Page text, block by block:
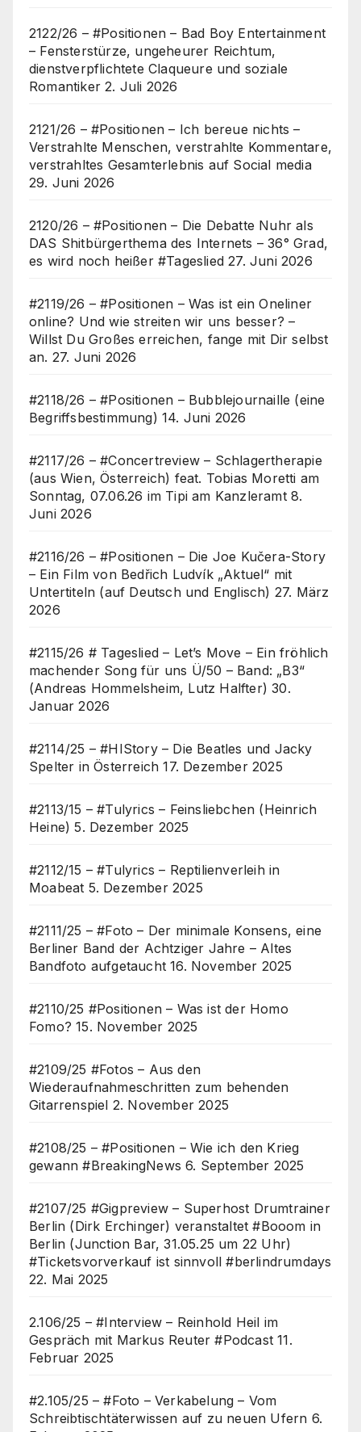
2122/26 – #Positionen – Bad Boy Entertainment
– Fensterstürze, ungeheurer Reichtum,
dienstverpflichtete Claqueure und soziale
Romantiker 2. Juli 2026
2121/26 – #Positionen – Ich bereue nichts –
Verstrahlte Menschen, verstrahlte Kommentare,
verstrahltes Gesamterlebnis auf Social media
29. Juni 2026
2120/26 – #Positionen – Die Debatte Nuhr als
DAS Shitbürgerthema des Internets – 36° Grad,
es wird noch heißer #Tageslied 27. Juni 2026
#2119/26 – #Positionen – Was ist ein Oneliner
online? Und wie streiten wir uns besser? –
Willst Du Großes erreichen, fange mit Dir selbst
an. 27. Juni 2026
#2118/26 – #Positionen – Bubblejournaille (eine
Begriffsbestimmung) 14. Juni 2026
#2117/26 – #Concertreview – Schlagertherapie
(aus Wien, Österreich) feat. Tobias Moretti am
Sonntag, 07.06.26 im Tipi am Kanzleramt 8.
Juni 2026
#2116/26 – #Positionen – Die Joe Kučera-Story
– Ein Film von Bedřich Ludvík „Aktuel“ mit
Untertiteln (auf Deutsch und Englisch) 27. März
2026
#2115/26 # Tageslied – Let’s Move – Ein fröhlich
machender Song für uns Ü/50 – Band: „B3“
(Andreas Hommelsheim, Lutz Halfter) 30.
Januar 2026
#2114/25 – #HIStory – Die Beatles und Jacky
Spelter in Österreich 17. Dezember 2025
#2113/15 – #Tulyrics – Feinsliebchen (Heinrich
Heine) 5. Dezember 2025
#2112/15 – #Tulyrics – Reptilienverleih in
Moabeat 5. Dezember 2025
#2111/25 – #Foto – Der minimale Konsens, eine
Berliner Band der Achtziger Jahre – Altes
Bandfoto aufgetaucht 16. November 2025
#2110/25 #Positionen – Was ist der Homo
Fomo? 15. November 2025
#2109/25 #Fotos – Aus den
Wiederaufnahmeschritten zum behenden
Gitarrenspiel 2. November 2025
#2108/25 – #Positionen – Wie ich den Krieg
gewann #BreakingNews 6. September 2025
#2107/25 #Gigpreview – Superhost Drumtrainer
Berlin (Dirk Erchinger) veranstaltet #Booom in
Berlin (Junction Bar, 31.05.25 um 22 Uhr)
#Ticketsvorverkauf ist sinnvoll #berlindrumdays
22. Mai 2025
2.106/25 – #Interview – Reinhold Heil im
Gespräch mit Markus Reuter #Podcast 11.
Februar 2025
#2.105/25 – #Foto – Verkabelung – Vom
Schreibtischtäterwissen auf zu neuen Ufern 6.